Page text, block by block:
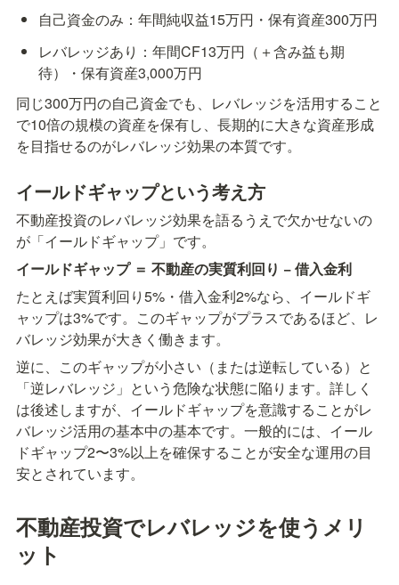
自己資金のみ：年間純収益15万円・保有資産300万円
レバレッジあり：年間CF13万円（＋含み益も期
待）・保有資産3,000万円
同じ300万円の自己資金でも、レバレッジを活用すること
で10倍の規模の資産を保有し、長期的に大きな資産形成
を目指せるのがレバレッジ効果の本質です。
イールドギャップという考え方
不動産投資のレバレッジ効果を語るうえで欠かせないの
が「イールドギャップ」です。
イールドギャップ ＝ 不動産の実質利回り − 借入金利
たとえば実質利回り5%・借入金利2%なら、イールドギ
ャップは3%です。このギャップがプラスであるほど、レ
バレッジ効果が大きく働きます。
逆に、このギャップが小さい（または逆転している）と
「逆レバレッジ」という危険な状態に陥ります。詳しく
は後述しますが、イールドギャップを意識することがレ
バレッジ活用の基本中の基本です。一般的には、イール
ドギャップ2〜3%以上を確保することが安全な運用の目
安とされています。
不動産投資でレバレッジを使うメリ
ット